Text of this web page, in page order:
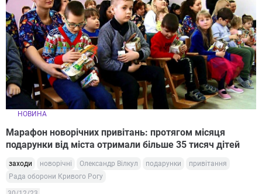
НОВИНА
Марафон новорічних привітань: протягом місяця
подарунки від міста отримали більше 35 тисяч дітей
заходи новорічні Олександр Вілкул подарунки
привітання
Рада оборони Кривого Рогу